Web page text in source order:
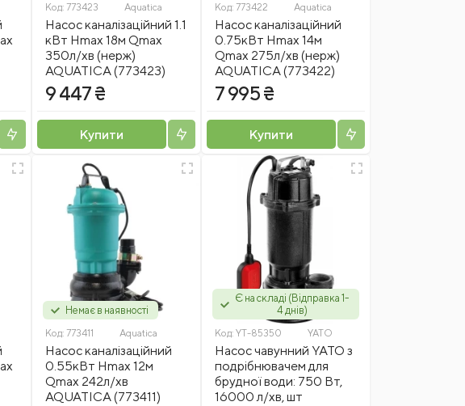
Код: 773423 Aquatica
Насос каналізаційний 1.1
кВт Hmax 18м Qmax
350л/хв (нерж)
AQUATICA (773423)
9 447 ₴
Купити
Код: 773422 Aquatica
Насос каналізаційний
0.75кВт Hmax 14м
Qmax 275л/хв (нерж)
AQUATICA (773422)
7 995 ₴
Купити
Немає в наявності
Код: 773411 Aquatica
Насос каналізаційний
0.55кВт Hmax 12м
Qmax 242л/хв
AQUATICA (773411)
Є на складі (Відправка 1-
4 днів)
Код: YT-85350 YATO
Насос чавунний YATO з
подрібнювачем для
брудної води: 750 Вт,
16000 л/хв, шт